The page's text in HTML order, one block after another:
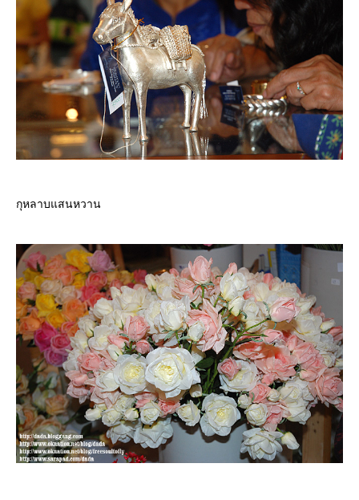
กุหลาบแสนหวาน